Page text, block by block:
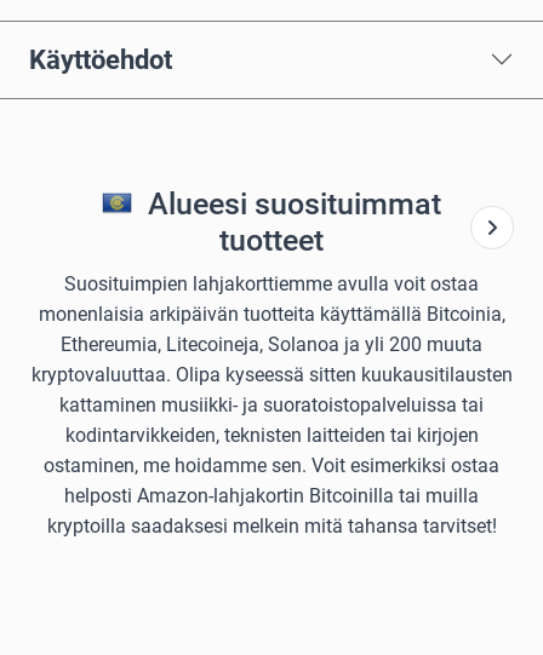
Käyttöehdot
Alueesi suosituimmat
tuotteet
Suosituimpien lahjakorttiemme avulla voit ostaa
monenlaisia arkipäivän tuotteita käyttämällä Bitcoinia,
Ethereumia, Litecoineja, Solanoa ja yli 200 muuta
kryptovaluuttaa. Olipa kyseessä sitten kuukausitilausten
kattaminen musiikki- ja suoratoistopalveluissa tai
kodintarvikkeiden, teknisten laitteiden tai kirjojen
ostaminen, me hoidamme sen. Voit esimerkiksi ostaa
helposti Amazon-lahjakortin Bitcoinilla tai muilla
kryptoilla saadaksesi melkein mitä tahansa tarvitset!